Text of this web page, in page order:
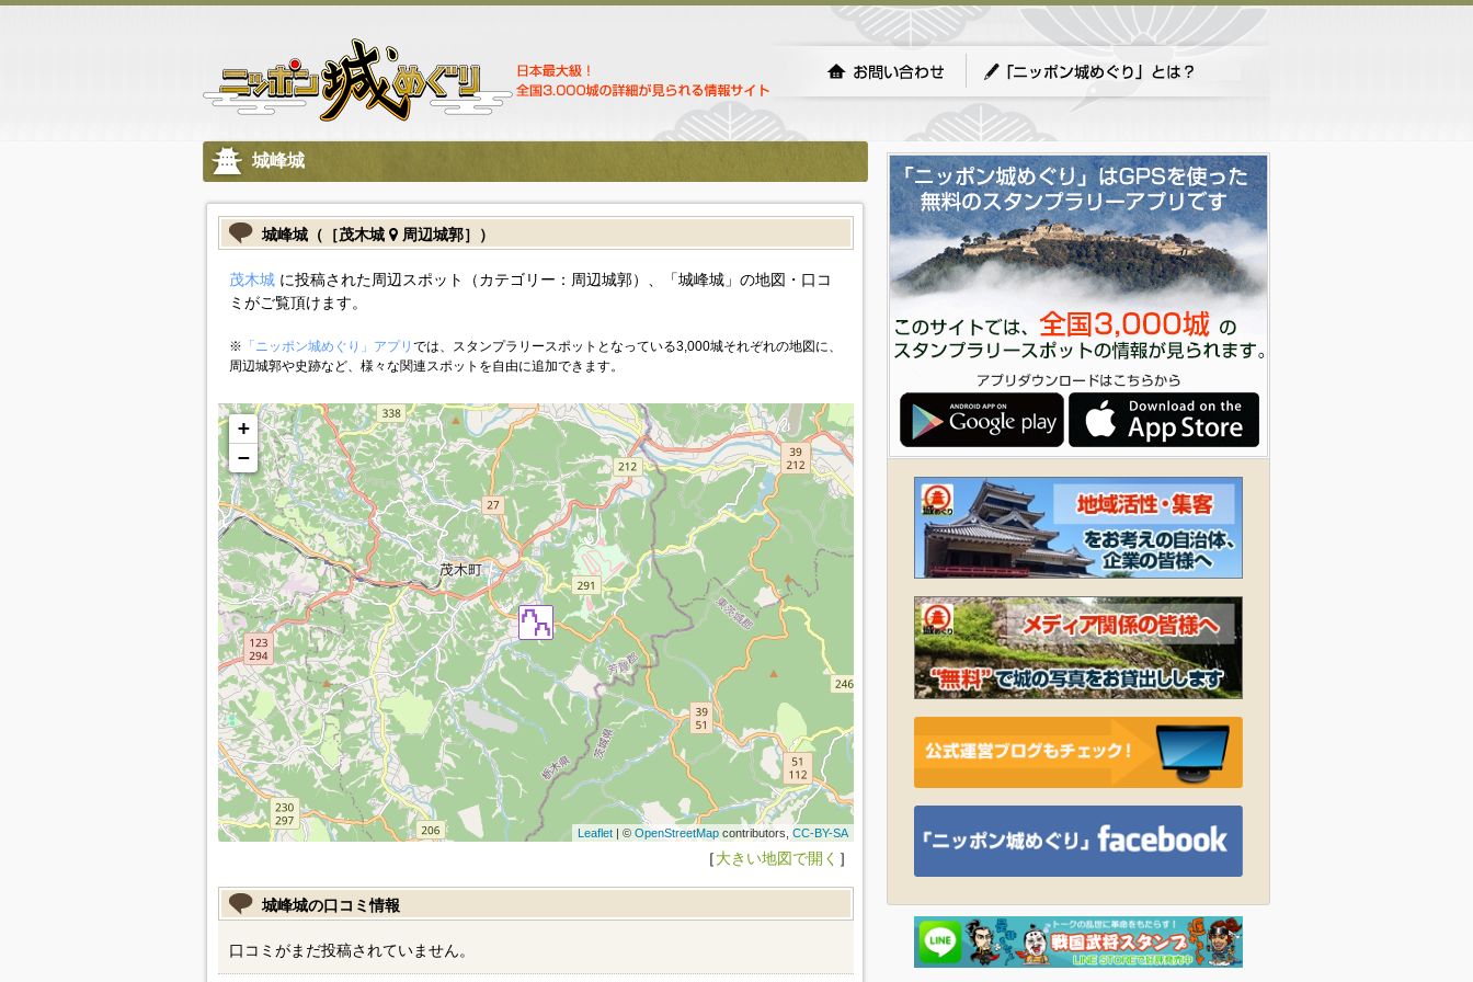
城峰城
城峰城（［茂木城 周辺城郭］）
茂木城に投稿された周辺スポット（カテゴリー：周辺城郭）、「城峰城」の地図・口コ
ミがご覧頂けます。
※ 「ニッポン城めぐり」アプリ では、スタンプラリースポットとなっている3,000城それぞれの地図に、
周辺城郭や史跡など、様々な関連スポットを自由に追加できます。
+
−
Leaflet| © OpenStreetMapcontributors, CC-BY-SA
［大きい地図で開く ］
城峰城の口コミ情報
口コミがまだ投稿されていません。